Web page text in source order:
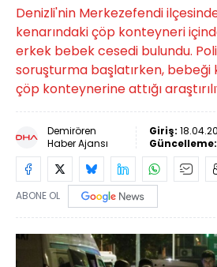
Denizli'nin Merkezefendi
kenarındaki çöp konteyneri
erkek bebek cesedi bulundu.
soruşturma başlatırken, bebeği
çöp konteynerine attığı
Demirören
Haber Ajansı
Giriş:
Güncelleme:
ABONE OL